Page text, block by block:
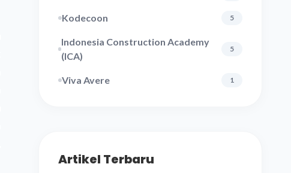
Kodecoon 5
Indonesia Construction Academy
(ICA)
5
Viva Avere 1
Artikel Terbaru